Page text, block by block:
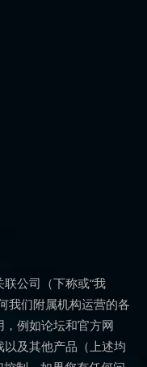
公司（下称或“我
我们附属机构运营的各
例如论坛和官方网
及其他产品（上述均